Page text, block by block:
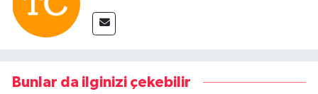
Bunlar da ilginizi çekebilir